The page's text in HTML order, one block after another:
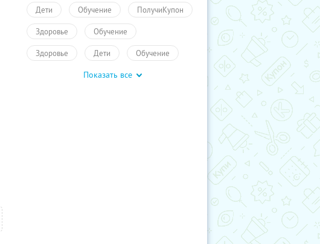
Дети Обучение ПолучиКупон
Здоровье Обучение
Здоровье Дети Обучение
Показать все